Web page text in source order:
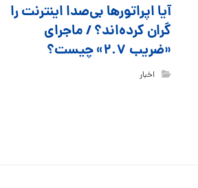
آیا اپراتورها بی‌صدا اینترنت را
گران کرده‌اند؟ / ماجرای
«ضریب ۲.۷» چیست؟
اخبار